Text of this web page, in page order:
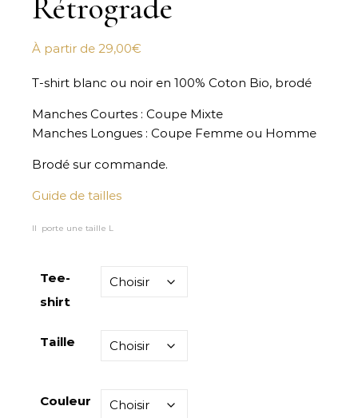
Rétrograde
À partir de 29,00€
T-shirt blanc ou noir en 100% Coton Bio, brodé
Manches Courtes : Coupe Mixte
Manches Longues : Coupe Femme ou Homme
Brodé sur commande.
Guide de tailles
Il porte une taille L
Tee-
shirt
Taille
Couleur